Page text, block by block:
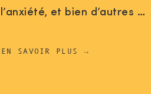
EN SAVOIR PLUS →
l’anxiété, et bien d’autres …